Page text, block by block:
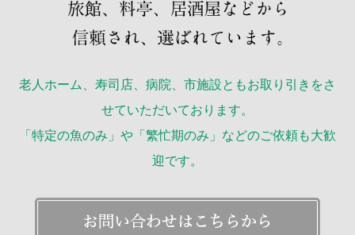
老人ホーム、寿司店、病院、市施設ともお取り引きをさ
せていただいております。
「特定の魚のみ」や「繁忙期のみ」などのご依頼も大歓
迎です。